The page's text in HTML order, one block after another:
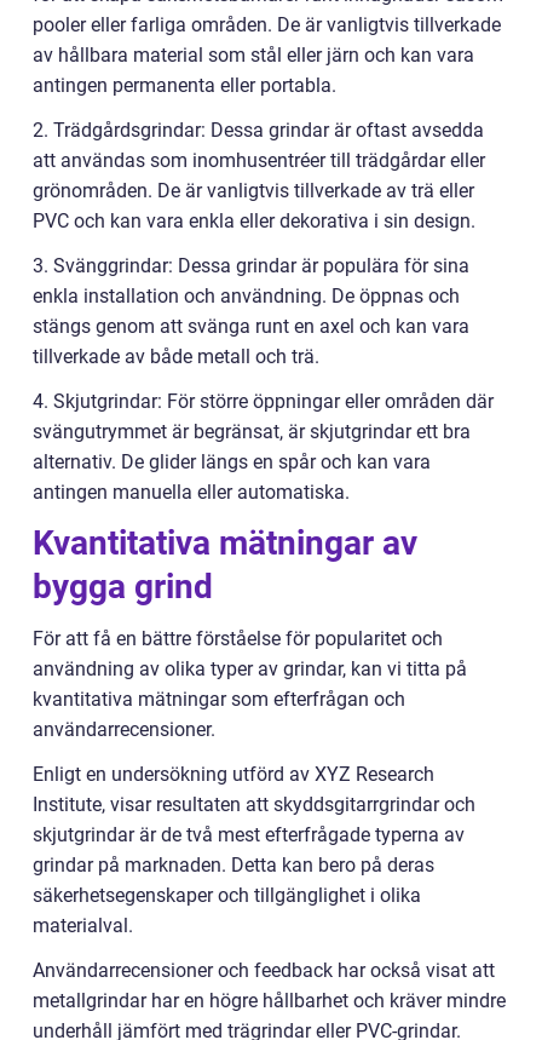
pooler eller farliga områden. De är vanligtvis tillverkade
av hållbara material som stål eller järn och kan vara
antingen permanenta eller portabla.
2. Trädgårdsgrindar: Dessa grindar är oftast avsedda
att användas som inomhusentréer till trädgårdar eller
grönområden. De är vanligtvis tillverkade av trä eller
PVC och kan vara enkla eller dekorativa i sin design.
3. Svänggrindar: Dessa grindar är populära för sina
enkla installation och användning. De öppnas och
stängs genom att svänga runt en axel och kan vara
tillverkade av både metall och trä.
4. Skjutgrindar: För större öppningar eller områden där
svängutrymmet är begränsat, är skjutgrindar ett bra
alternativ. De glider längs en spår och kan vara
antingen manuella eller automatiska.
Kvantitativa mätningar av
bygga grind
För att få en bättre förståelse för popularitet och
användning av olika typer av grindar, kan vi titta på
kvantitativa mätningar som efterfrågan och
användarrecensioner.
Enligt en undersökning utförd av XYZ Research
Institute, visar resultaten att skyddsgitarrgrindar och
skjutgrindar är de två mest efterfrågade typerna av
grindar på marknaden. Detta kan bero på deras
säkerhetsegenskaper och tillgänglighet i olika
materialval.
Användarrecensioner och feedback har också visat att
metallgrindar har en högre hållbarhet och kräver mindre
underhåll jämfört med trägrindar eller PVC-grindar.